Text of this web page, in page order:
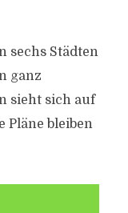
sechs Städten
ganz
sieht sich auf
Pläne bleiben